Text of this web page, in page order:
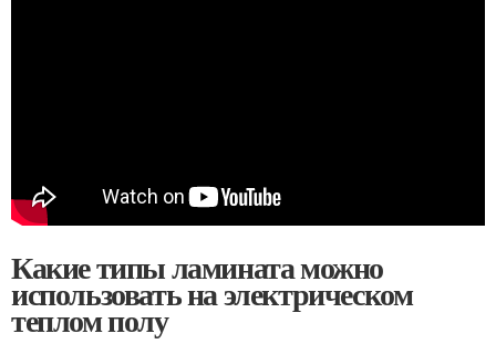
Какие типы ламината можно
использовать на электрическом
теплом полу